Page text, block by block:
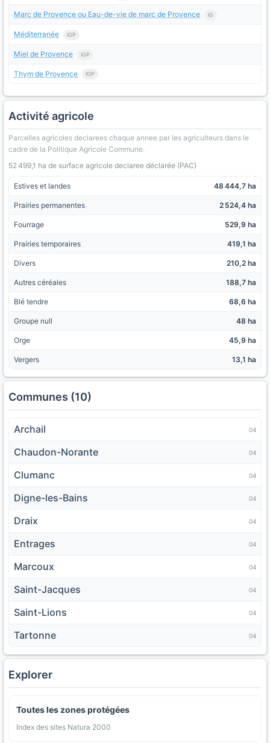
Marc de Provence ou Eau-de-vie de marc de Provence IG
Méditerranée IGP
Miel de Provence IGP
Thym de Provence IGP
Activité agricole
Parcelles agricoles declarees chaque annee par les agriculteurs dans le
cadre de la Politique Agricole Commune.
52 499,1 ha de surface agricole declaree déclarée (PAC)
Estives et landes 48 444,7 ha
Prairies permanentes 2 524,4 ha
Fourrage 529,9 ha
Prairies temporaires 419,1 ha
Divers 210,2 ha
Autres céréales 188,7 ha
Blé tendre 68,6 ha
Groupe null 48 ha
Orge 45,9 ha
Vergers 13,1 ha
Communes (10)
Archail 04
Chaudon-Norante 04
Clumanc 04
Digne-les-Bains 04
Draix 04
Entrages 04
Marcoux 04
Saint-Jacques 04
Saint-Lions 04
Tartonne 04
Explorer
Toutes les zones protégées
Index des sites Natura 2000